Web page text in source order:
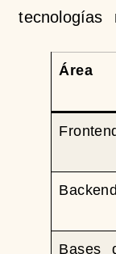
tecnologías
Área
Backend
Bases